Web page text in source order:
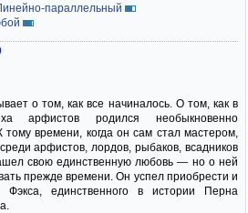
параллельный
о том, как все начиналось. О том, как в
арфистов родился необыкновенно
тому времени, когда он сам стал мастером,
арфистов, лордов, рыбаков, всадников
свою единственную любовь — но о ней
прежде времени. Он успел приобрести и
единственного в истории Перна